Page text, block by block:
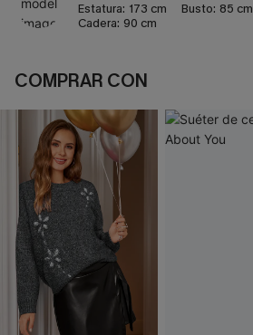
Estatura: 173 cm Busto: 85 cm
Cadera: 90 cm
COMPRAR CON